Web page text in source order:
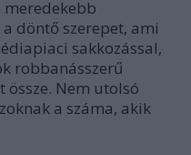
döntő szerepet, ami
sakkozással,
robbanásszerű
össze. Nem utolsó
a száma, akik